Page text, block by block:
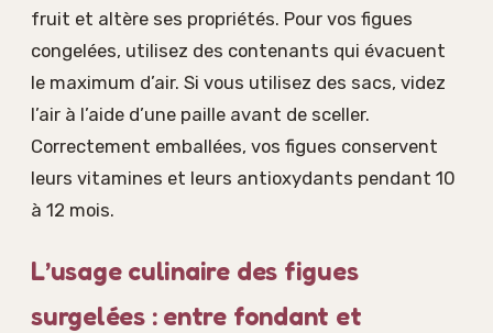
fruit et altère ses propriétés. Pour vos figues
congelées, utilisez des contenants qui évacuent
le maximum d’air. Si vous utilisez des sacs, videz
l’air à l’aide d’une paille avant de sceller.
Correctement emballées, vos figues conservent
leurs vitamines et leurs antioxydants pendant 10
à 12 mois.
L’usage culinaire des figues
surgelées : entre fondant et